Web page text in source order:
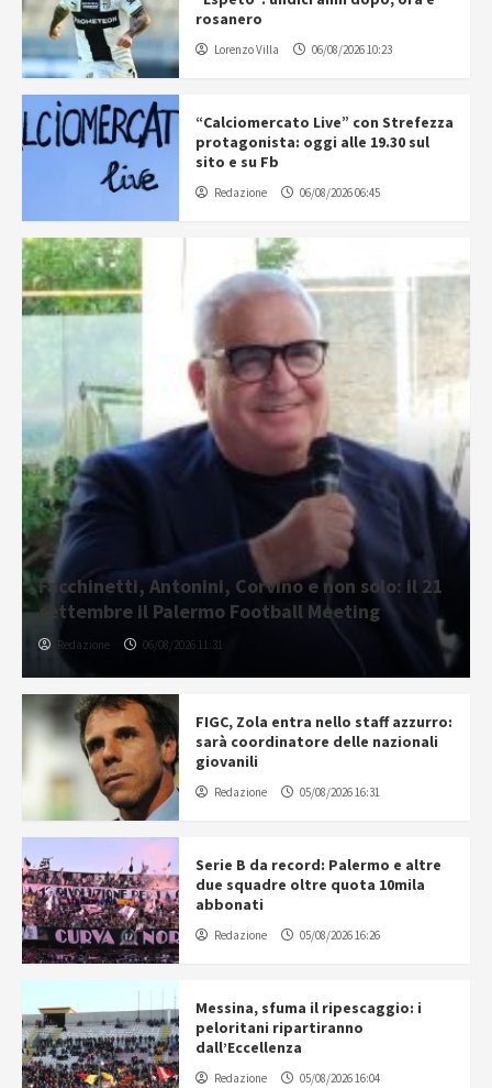
rosanero
Lorenzo Villa 06/08/2026 10:23
“Calciomercato Live” con Strefezza
protagonista: oggi alle 19.30 sul
sito e su Fb
Redazione 06/08/2026 06:45
Facchinetti, Antonini, Corvino e non solo: il 21
settembre il Palermo Football Meeting
Redazione 06/08/2026 11:31
FIGC, Zola entra nello staff azzurro:
sarà coordinatore delle nazionali
giovanili
Redazione 05/08/2026 16:31
Serie B da record: Palermo e altre
due squadre oltre quota 10mila
abbonati
Redazione 05/08/2026 16:26
Messina, sfuma il ripescaggio: i
peloritani ripartiranno
dall’Eccellenza
Redazione 05/08/2026 16:04